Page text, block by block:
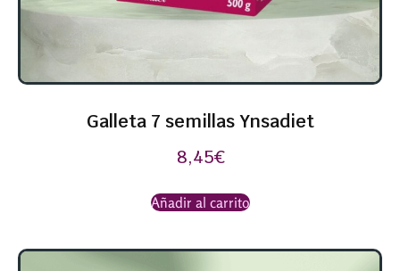
Galleta 7 semillas Ynsadiet
8,45€
Añadir al carrito